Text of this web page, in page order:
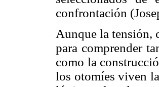
confrontación
Aunque la tensión,
para comprender
como la
los otomíes viven